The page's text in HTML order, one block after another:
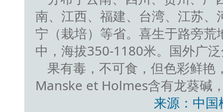
南、江西、福建、台湾、江苏、
宁（栽培）等省。喜生于路旁荒
中，海拔350-1180米。国外广
果有毒，不可食，但色彩鲜艳
Manske et Holmes含有龙葵碱
来源：中